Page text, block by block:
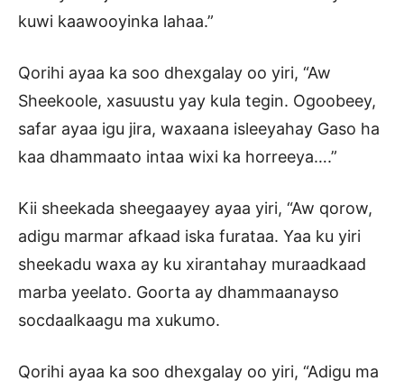
kuwi kaawooyinka lahaa.”
Qorihi ayaa ka soo dhexgalay oo yiri, “Aw
Sheekoole, xasuustu yay kula tegin. Ogoobeey,
safar ayaa igu jira, waxaana isleeyahay Gaso ha
kaa dhammaato intaa wixi ka horreeya….”
Kii sheekada sheegaayey ayaa yiri, “Aw qorow,
adigu marmar afkaad iska furataa. Yaa ku yiri
sheekadu waxa ay ku xirantahay muraadkaad
marba yeelato. Goorta ay dhammaanayso
socdaalkaagu ma xukumo.
Qorihi ayaa ka soo dhexgalay oo yiri, “Adigu ma